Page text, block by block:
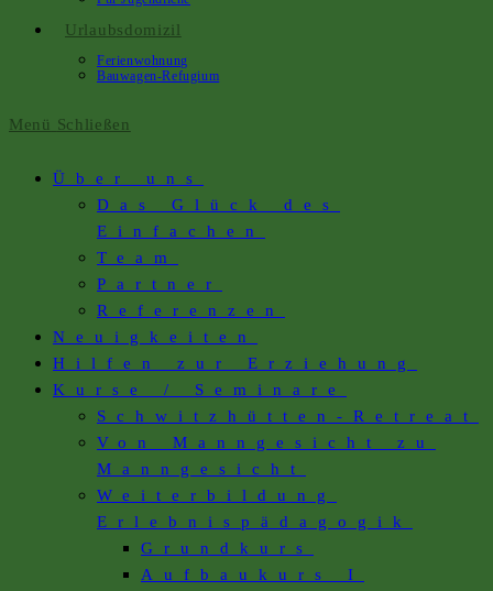
Urlaubsdomizil
Ferienwohnung
Bauwagen-Refugium
Menü Schließen
Über uns
Das Glück des
Einfachen
Team
Partner
Referenzen
Neuigkeiten
Hilfen zur Erziehung
Kurse / Seminare
Schwitzhütten-Retreat
Von Manngesicht zu
Manngesicht
Weiterbildung
Erlebnispädagogik
Grundkurs
Aufbaukurs I